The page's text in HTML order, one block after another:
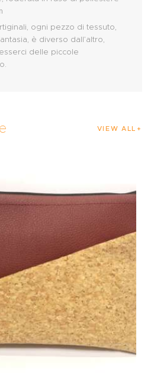
ogni pezzo di tessuto,
è diverso dall’altro,
delle piccole
VIEW ALL